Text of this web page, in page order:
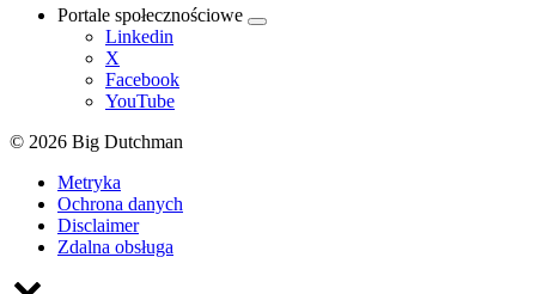
Portale społecznościowe
Linkedin
X
Facebook
YouTube
© 2026 Big Dutchman
Metryka
Ochrona danych
Disclaimer
Zdalna obsługa